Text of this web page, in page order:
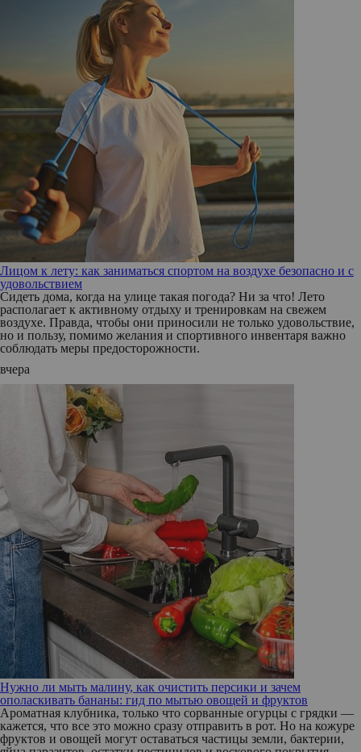
Лицом к лету: как заниматься спортом на воздухе безопасно и с
удовольствием
Сидеть дома, когда на улице такая погода? Ни за что! Лето
располагает к активному отдыху и тренировкам на свежем
воздухе. Правда, чтобы они приносили не только удовольствие,
но и пользу, помимо желания и спортивного инвентаря важно
соблюдать меры предосторожности.
вчера
Нужно ли мыть малину, как очистить персики и зачем
ополаскивать бананы: гид по мытью овощей и фруктов
Ароматная клубника, только что сорванные огурцы с грядки —
кажется, что все это можно сразу отправить в рот. Но на кожуре
фруктов и овощей могут оставаться частицы земли, бактерии,